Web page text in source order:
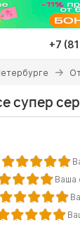
+7
супер
Ваша